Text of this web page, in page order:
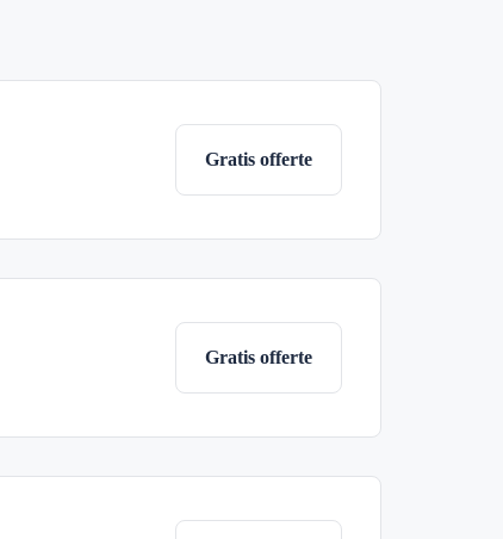
Gratis offerte
Gratis offerte